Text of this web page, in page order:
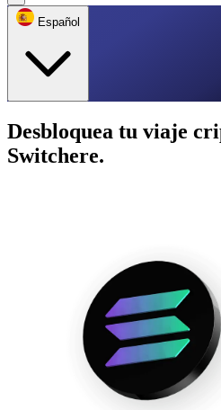
Español
Desbloquea tu viaje
Switchere.